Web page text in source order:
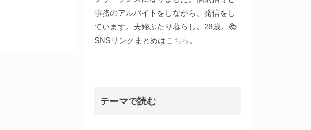
事務のアルバイトをしながら、発信をし
ています。夫婦ふたり暮らし。28歳。📚
SNSリンクまとめはこちら 。
テーマで読む